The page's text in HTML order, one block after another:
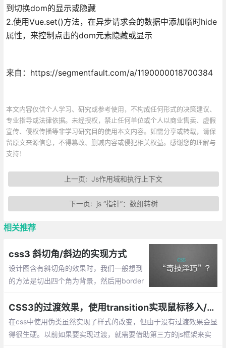
到切换dom的显示或隐藏
2.使用Vue.set()方法，在异步请求会的数据中添加临时hide
属性，来控制点击的dom元素隐藏或显示
来自：https://segmentfault.com/a/1190000018700384
本文内容仅供个人学习、研究或参考使用，不构成任何形式的决策建议、
专业指导或法律依据。未经授权，禁止任何单位或个人以商业售卖、虚假
宣传、侵权传播等非学习研究目的使用本文内容。如需分享或转载，请保
留原文来源信息，不得篡改、删减内容或侵犯相关权益。感谢您的理解与
支持！
上一页:Js作用域和执行上下文
下一页: js “指针”：数组转树
相关推荐
css3 斜切角/斜边的实现方式
设计图含有斜切角的效果时，我们一般想到
的方法是切出四个角为背景，然后用border
接使用css呢？下面就整理css做斜边的效
果。
CSS3的过渡效果，使用transition实现鼠标移入/移出效果
在css中使用伪类虽然实现了样式的改变，但由于没有过渡效果会显
得很生硬。以前如果要实现过渡，就需要借助第三方的js框架来实